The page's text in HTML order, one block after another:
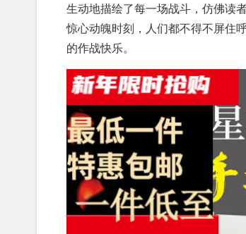
生动地描绘了每一场战斗，仿佛读
惊心动魄时刻，人们都不得不屏住
的作战快乐。